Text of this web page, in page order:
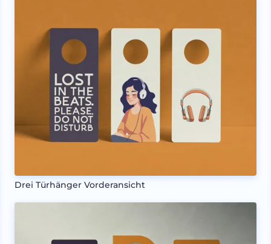
Drei Türhänger Vorderansicht